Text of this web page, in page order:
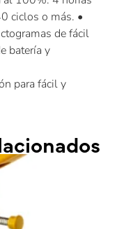
ciclos o más. •
de fácil
batería y
para fácil y